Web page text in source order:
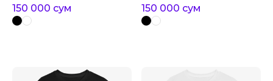
философский камень
150 000 сум 150 000 сум